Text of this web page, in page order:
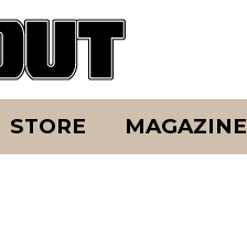
STORE MAGAZINE